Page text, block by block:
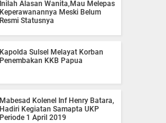
Inilah Alasan Wanita,Mau Melepas
Keperawanannya Meski Belum
Resmi Statusnya
Kapolda Sulsel Melayat Korban
Penembakan KKB Papua
Mabesad Kolenel Inf Henry Batara,
Hadiri Kegiatan Samapta UKP
Periode 1 April 2019